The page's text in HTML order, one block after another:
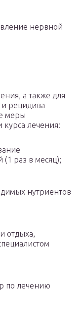
нервной
а также для
рецидива
меры
лечения:
раз в месяц);
нутриентов
отдыха,
по лечению